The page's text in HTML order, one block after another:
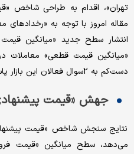
تهران»، اقدام به طراحی شاخص
مقاله امروز با توجه به «رخدادهای
انتشار سطح جدید «میانگین
«میانگین قیمت قطعی» معاملات
دست‌کم به 2سوال فعالان این بازار پاسخ دهد.
جهش «قیمت
نتایج سنجش شاخص «قیمت
می‌دهد، سطح میانگین «قیمت